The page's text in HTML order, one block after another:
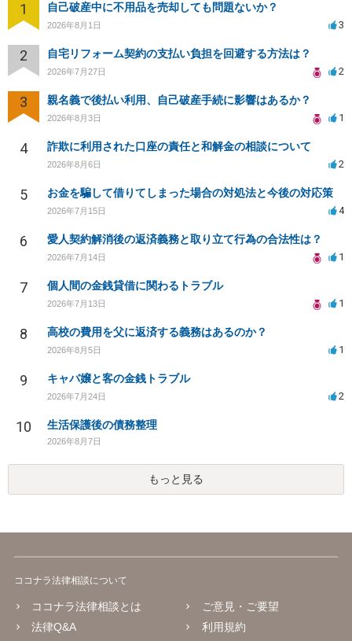
1 自己破産中に不用品を売却しても問題ないか？
2026年8月1日 3
2 自宅リフォーム契約の支払い負担を回避する方法は？
2026年7月27日 2
3 親名義で後払い利用、自己破産手続に影響はあるか？
2026年8月3日 1
4 詐欺に利用された口座の責任と和解金の相談について
2026年8月6日 2
5 お金を騙して借りてしまった場合の対処法と今後の対応策
2026年7月15日 4
6 愛人契約解消後の返済義務と取り立て行為の合法性は？
2026年7月14日 1
7 個人間の金銭貸借に関わるトラブル
2026年7月13日 1
8 高校の費用を父に返済する義務はあるのか？
2026年8月5日 1
9 キャバ嬢と客の金銭トラブル
2026年7月24日 2
10 生活保護後の債務整理
2026年8月7日
もっと見る
ココナラ法律相談について
ココナラ法律相談とは
法律Q&A
ご意見・ご要望
利用規約